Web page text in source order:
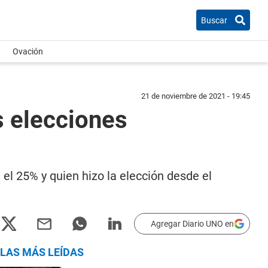
Buscar
Ovación
21 de noviembre de 2021 - 19:45
elecciones
25% y quien hizo la elección desde el
Agregar Diario UNO en
LAS MÁS LEÍDAS